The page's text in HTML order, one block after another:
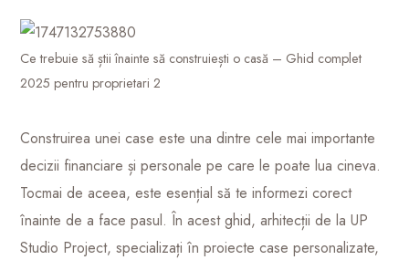
Ce trebuie să știi înainte să construiești o casă – Ghid complet
2025 pentru proprietari 2
Construirea unei case este una dintre cele mai importante
decizii financiare și personale pe care le poate lua cineva.
Tocmai de aceea, este esențial să te informezi corect
înainte de a face pasul. În acest ghid, arhitecții de la UP
Studio Project, specializați în proiecte case personalizate,